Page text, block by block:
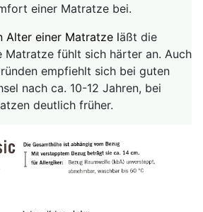
einer Matratze bei.
Alter einer Matratze läßt die
Matratze fühlt sich härter an. Auch
empfiehlt sich bei guten
nach ca. 10-12 Jahren, bei
deutlich früher.